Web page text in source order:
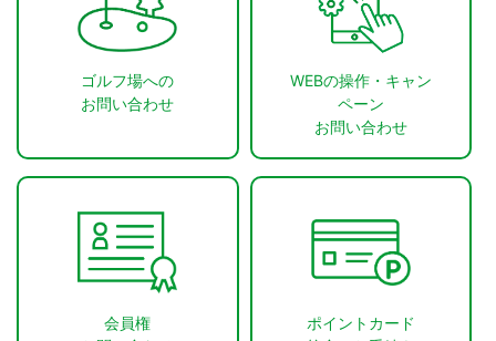
ゴルフ場への
お問い合わせ
WEBの操作・キャン
ペーン
お問い合わせ
会員権
ポイントカード